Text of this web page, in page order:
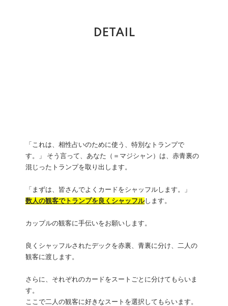
DETAIL
「これは、相性占いのために使う、特別なトランプで
す。」 そう言って、あなた（＝マジシャン）は、赤青裏の
混じったトランプを取り出します。
「まずは、皆さんでよくカードをシャッフルします。」
数人の観客でトランプを良くシャッフルします。
カップルの観客に手伝いをお願いします。
良くシャッフルされたデックを赤裏、青裏に分け、二人の
観客に渡します。
さらに、それぞれのカードをスートごとに分けてもらいま
す。
ここで二人の観客に好きなスートを選択してもらいます。